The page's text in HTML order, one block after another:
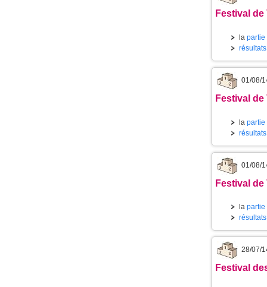
Festival de
la partie
01/08/
Festival
la partie
01/08/
Festival de
la partie
28/07/
Festival